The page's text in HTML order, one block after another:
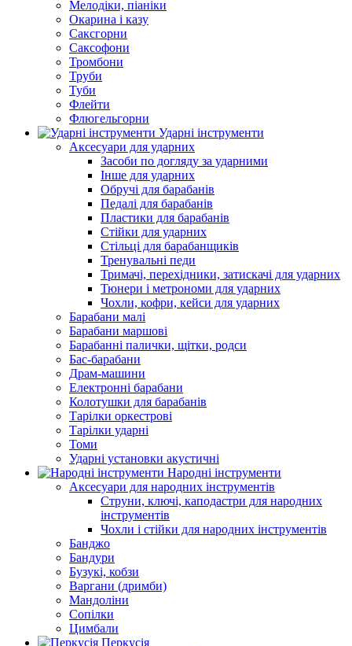
Мелодіки, піаніки
Окарина і казу
Саксгорни
Саксофони
Тромбони
Труби
Туби
Флейти
Флюгельгорни
Ударні інструменти
Аксесуари для ударних
Засоби по догляду за ударними
Інше для ударних
Обручі для барабанів
Педалі для барабанів
Пластики для барабанів
Стійки для ударних
Стільці для барабанщиків
Тренувальні педи
Тримачі, перехідники, затискачі для ударних
Тюнери і метрономи для ударних
Чохли, кофри, кейси для ударних
Барабани малі
Барабани маршові
Барабанні палички, щітки, родси
Бас-барабани
Драм-машини
Електронні барабани
Колотушки для барабанів
Тарілки оркестрові
Тарілки ударні
Томи
Ударні установки акустичні
Народні інструменти
Аксесуари для народних інструментів
Струни, ключі, каподастри для народних
інструментів
Чохли і стійки для народних інструментів
Банджо
Бандури
Бузукі, кобзи
Варгани (дримби)
Мандоліни
Сопілки
Цимбали
Перкусія